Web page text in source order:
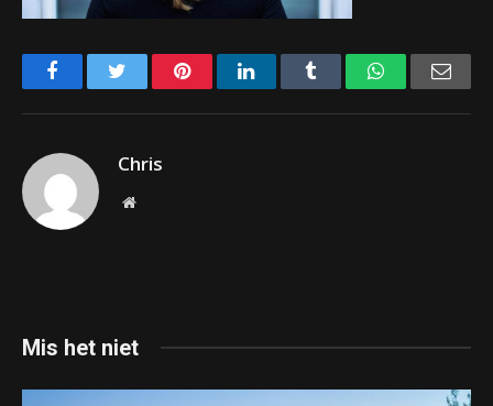
FacebookTwitter PinterestLinkedIn Tumblr WhatsApp
Chris
Website
Mis het niet